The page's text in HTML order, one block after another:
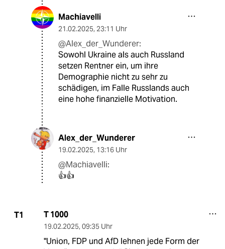
Machiavelli
21.02.2025, 23:11 Uhr
@Alex_der_Wunderer:
Sowohl Ukraine als auch Russland
setzen Rentner ein, um ihre
Demographie nicht zu sehr zu
schädigen, im Falle Russlands auch
eine hohe finanzielle Motivation.
Alex_der_Wunderer
19.02.2025, 13:16 Uhr
@Machiavelli:
👍👍
T1 T 1000
19.02.2025, 09:35 Uhr
"Union, FDP und AfD lehnen jede Form der